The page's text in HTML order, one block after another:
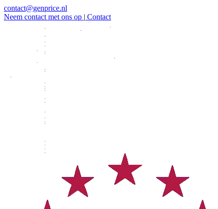
contact@genprice.nl
Neem contact met ons op | Contact